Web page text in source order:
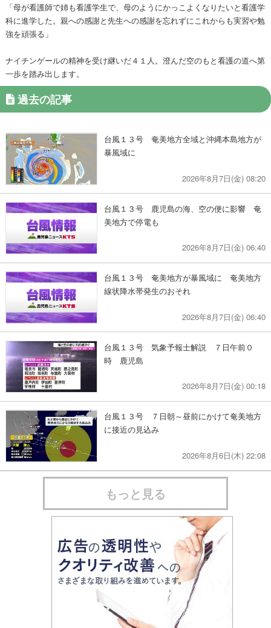
「母が看護師で姉も看護学生で、母のようにかっこよくなりたいと看護学
科に進学した。親への感謝と先生への感謝を忘れずにこれからも実習や勉
強を頑張る」
ナイチンゲールの精神を受け継いだ４１人。澄んだ空のもと看護の道へ第
一歩を踏み出します。
過去の記事
台風１３号 奄美地方全域と沖縄本島地方が
暴風域に
2026年8月7日(金) 08:20
台風１３号 鹿児島の海、空の便に影響 奄
美地方で停電も
2026年8月7日(金) 06:40
台風１３号 奄美地方が暴風域に 奄美地方
線状降水帯発生のおそれ
2026年8月7日(金) 06:40
台風１３号 気象予報士解説 ７日午前０
時 鹿児島
2026年8月7日(金) 00:18
台風１３号 ７日朝～昼前にかけて奄美地方
に接近の見込み
2026年8月6日(木) 22:08
もっと見る